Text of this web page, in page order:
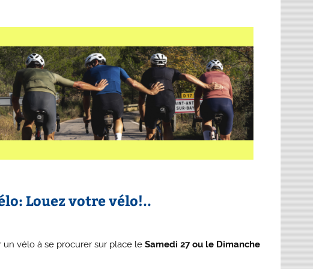
Louez votre vélo!..
un vélo à se procurer sur place leSamedi 27 ou le Dimanche